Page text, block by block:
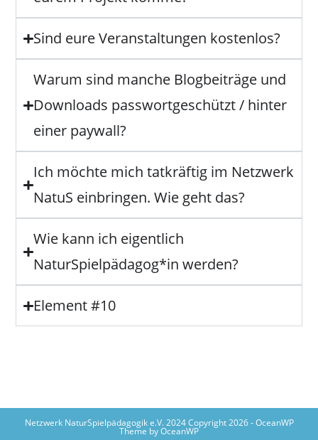
Sind eure Veranstaltungen kostenlos?
Warum sind manche Blogbeiträge und
Downloads passwortgeschützt / hinter
einer paywall?
Ich möchte mich tatkräftig im Netzwerk
NatuS einbringen. Wie geht das?
Wie kann ich eigentlich
NaturSpielpädagog*in werden?
Element #10
Netzwerk NaturSpielpädagogik e.V. 2024 Copyright 2026 - OceanWP
Theme by OceanWP